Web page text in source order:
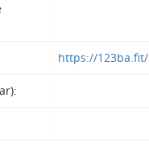
https://123ba.fit/